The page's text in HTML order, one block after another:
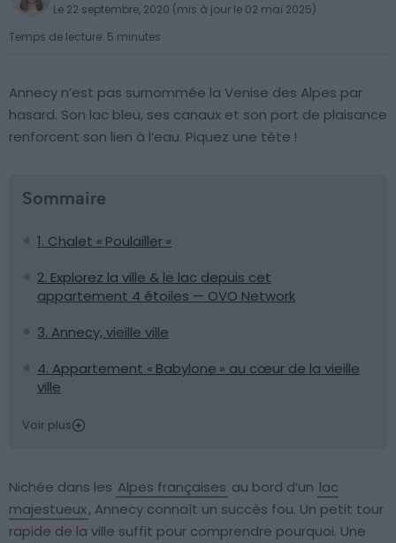
Le 22 septembre, 2020 (mis à jour le 02 mai 2025)
Temps de lecture: 5 minutes
Annecy n’est pas surnommée la Venise des Alpes par
hasard. Son lac bleu, ses canaux et son port de plaisance
renforcent son lien à l’eau. Piquez une tête !
Sommaire
1. Chalet « Poulailler »
2. Explorez la ville & le lac depuis cet
appartement 4 étoiles — OVO Network
3. Annecy, vieille ville
4. Appartement « Babylone » au cœur de la vieille
ville
Voir plus
Nichée dans les Alpes françaises au bord d’un lac
majestueux, Annecy connaît un succès fou. Un petit tour
rapide de la ville suffit pour comprendre pourquoi. Une